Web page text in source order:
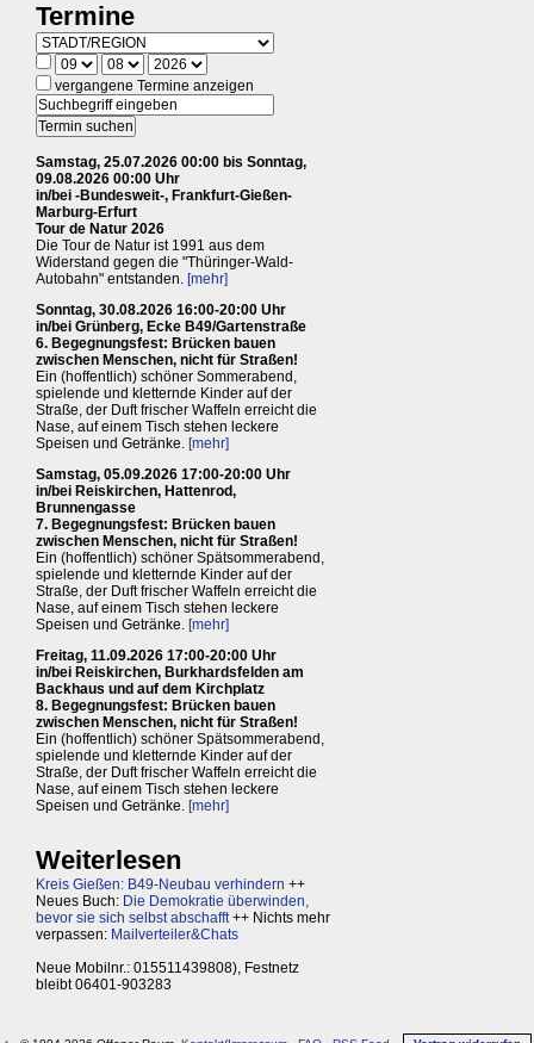
Termine
vergangene Termine anzeigen
Samstag, 25.07.2026 00:00 bis Sonntag,
09.08.2026 00:00 Uhr
in/bei -Bundesweit-, Frankfurt-Gießen-
Marburg-Erfurt
Tour de Natur 2026
Die Tour de Natur ist 1991 aus dem
Widerstand gegen die "Thüringer-Wald-
Autobahn" entstanden. [mehr]
Sonntag, 30.08.2026 16:00-20:00 Uhr
in/bei Grünberg, Ecke B49/Gartenstraße
6. Begegnungsfest: Brücken bauen
zwischen Menschen, nicht für Straßen!
Ein (hoffentlich) schöner Sommerabend,
spielende und kletternde Kinder auf der
Straße, der Duft frischer Waffeln erreicht die
Nase, auf einem Tisch stehen leckere
Speisen und Getränke. [mehr]
Samstag, 05.09.2026 17:00-20:00 Uhr
in/bei Reiskirchen, Hattenrod,
Brunnengasse
7. Begegnungsfest: Brücken bauen
zwischen Menschen, nicht für Straßen!
Ein (hoffentlich) schöner Spätsommerabend,
spielende und kletternde Kinder auf der
Straße, der Duft frischer Waffeln erreicht die
Nase, auf einem Tisch stehen leckere
Speisen und Getränke. [mehr]
Freitag, 11.09.2026 17:00-20:00 Uhr
in/bei Reiskirchen, Burkhardsfelden am
Backhaus und auf dem Kirchplatz
8. Begegnungsfest: Brücken bauen
zwischen Menschen, nicht für Straßen!
Ein (hoffentlich) schöner Spätsommerabend,
spielende und kletternde Kinder auf der
Straße, der Duft frischer Waffeln erreicht die
Nase, auf einem Tisch stehen leckere
Speisen und Getränke. [mehr]
Weiterlesen
Kreis Gießen: B49-Neubau verhindern ++
Neues Buch: Die Demokratie überwinden,
bevor sie sich selbst abschafft++ Nichts mehr
verpassen: Mailverteiler&Chats
Neue Mobilnr.: 015511439808), Festnetz
bleibt 06401-903283